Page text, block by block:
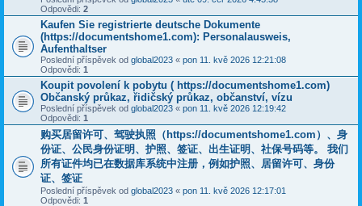
Odpovědi: 2
Kaufen Sie registrierte deutsche Dokumente
(https://documentshome1.com): Personalausweis,
Aufenthaltser
Poslední příspěvek od global2023 « pon 11. kvě 2026 12:21:08
Odpovědi: 1
Koupit povolení k pobytu ( https://documentshome1.com)
Občanský průkaz, řidičský průkaz, občanství, vízu
Poslední příspěvek od global2023 « pon 11. kvě 2026 12:19:42
Odpovědi: 1
购买居留许可、驾驶执照（https://documentshome1.com）、身
份证、公民身份证明、护照、签证、出生证明、社保号码等。 我们
所有证件均已在数据库系统中注册，例如护照、居留许可、身份
证、签证
Poslední příspěvek od global2023 « pon 11. kvě 2026 12:17:01
Odpovědi: 1